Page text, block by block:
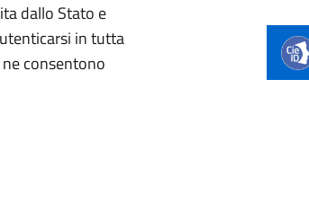
dallo Stato e
in tutta
consentono